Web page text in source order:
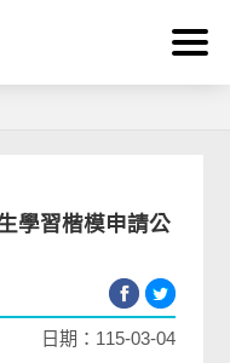
學習楷模申請公
日期：115-03-04